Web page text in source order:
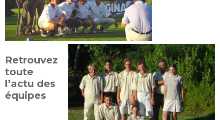
Retrouvez
toute
l’actu des
équipes